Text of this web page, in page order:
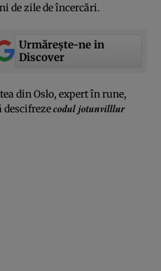
de zile de încercări.
Urmărește-ne in
Discover
din Oslo, expert în rune,
descifrezecodul jotunvilllur